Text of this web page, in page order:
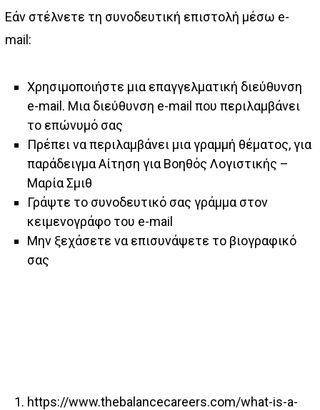
Εάν στέλνετε τη συνοδευτική επιστολή μέσω e-
mail:
Χρησιμοποιήστε μια επαγγελματική διεύθυνση
e-mail. Μια διεύθυνση e-mail που περιλαμβάνει
το επώνυμό σας
Πρέπει να περιλαμβάνει μια γραμμή θέματος, για
παράδειγμα Αίτηση για Βοηθός Λογιστικής –
Μαρία Σμιθ
Γράψτε το συνοδευτικό σας γράμμα στον
κειμενογράφο του e-mail
Μην ξεχάσετε να επισυνάψετε το βιογραφικό
σας
https://www.thebalancecareers.com/what-is-a-